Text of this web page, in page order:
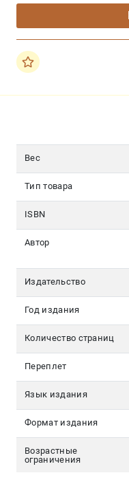
Вес
Тип товара
ISBN
Автор
Издательство
Год издания
Количество страниц
Переплет
Язык издания
Формат издания
Возрастные
ограничения